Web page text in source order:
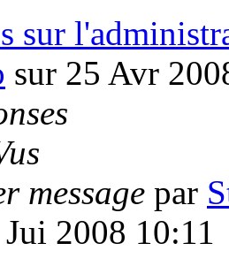
sur
sur 25 Avr
message par
2008 10:11